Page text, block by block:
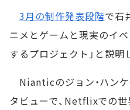
3月の制作発表段階で石
ニメとゲームと現実のイ
するプロジェクト」と説明
Nianticのジョン・ハン
タビューで、Netflixでの